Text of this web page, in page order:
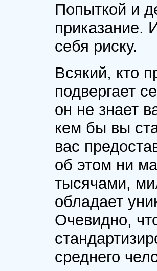
Попыткой и
приказание.
себя риску.
Всякий, кто
подвергает
он не знает
кем бы вы
вас
об этом ни
тысячами,
обладает
Очевидно,
среднего